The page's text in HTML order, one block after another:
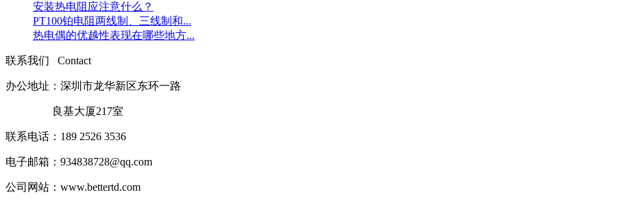
安装热电阻应注意什么？
PT100铂电阻两线制、三线制和...
热电偶的优越性表现在哪些地方...
联系我们 Contact
办公地址：深圳市龙华新区东环一路
良基大厦217室
联系电话：189 2526 3536
电子邮箱： 934838728@qq.com
公司网站： www.bettertd.com